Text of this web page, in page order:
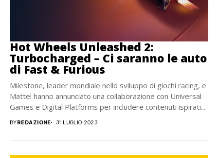
Hot Wheels Unleashed 2:
Turbocharged – Ci saranno le auto
di Fast & Furious
Milestone, leader mondiale nello sviluppo di giochi racing, e
Mattel hanno annunciato una collaborazione con Universal
Games e Digital Platforms per includere contenuti ispirati...
BYREDAZIONE 31 LUGLIO 2023